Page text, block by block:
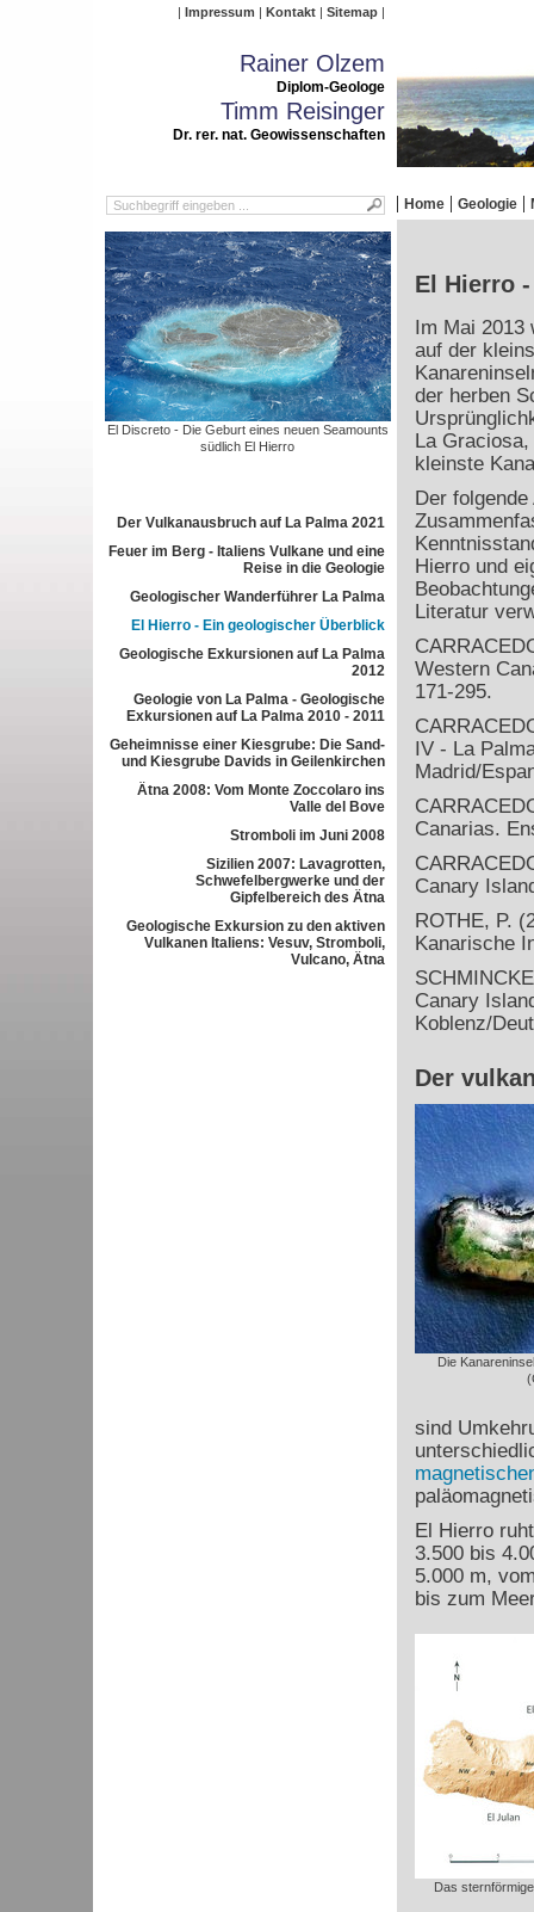
Impressum Kontakt Sitemap
Rainer Olzem
Diplom-Geologe
Timm Reisinger
Dr. rer. nat. Geowissenschaften
Home Geologie
El Discreto - Die Geburt eines neuen Seamounts
südlich El Hierro
Der Vulkanausbruch auf La Palma 2021
Feuer im Berg - Italiens Vulkane und eine
Reise in die Geologie
Geologischer Wanderführer La Palma
El Hierro - Ein geologischer Überblick
Geologische Exkursionen auf La Palma
2012
Geologie von La Palma - Geologische
Exkursionen auf La Palma 2010 - 2011
Geheimnisse einer Kiesgrube: Die Sand-
und Kiesgrube Davids in Geilenkirchen
Ätna 2008: Vom Monte Zoccolaro ins
Valle del Bove
Stromboli im Juni 2008
Sizilien 2007: Lavagrotten,
Schwefelbergwerke und der
Gipfelbereich des Ätna
Geologische Exkursion zu den aktiven
Vulkanen Italiens: Vesuv, Stromboli,
Vulcano, Ätna
El Hierro
Im Mai 2013
auf der
der herben
La
kleinste
Der
Hierro und
Literatur
Western
171-295.
IV - La
Madrid/
Canarias.
Canary
ROTHE, P.
Kanarische
Canary
Koblenz/
Der
Die
sind
El Hierro
3.500 bis
5.000 m,
bis zum
Das